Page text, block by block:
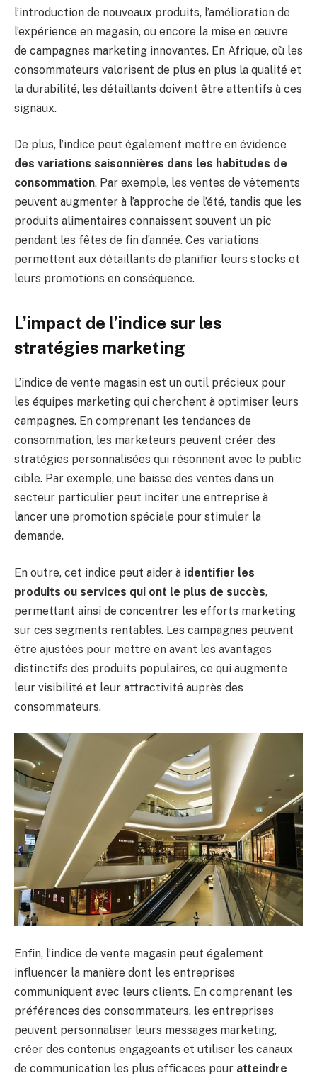
l’introduction de nouveaux produits, l’amélioration de
l’expérience en magasin, ou encore la mise en œuvre
de campagnes marketing innovantes. En Afrique, où les
consommateurs valorisent de plus en plus la qualité et
la durabilité, les détaillants doivent être attentifs à ces
signaux.
De plus, l’indice peut également mettre en évidence
des variations saisonnières dans les habitudes de
consommation. Par exemple, les ventes de vêtements
peuvent augmenter à l’approche de l’été, tandis que les
produits alimentaires connaissent souvent un pic
pendant les fêtes de fin d’année. Ces variations
permettent aux détaillants de planifier leurs stocks et
leurs promotions en conséquence.
L’impact de l’indice sur les
stratégies marketing
L’indice de vente magasin est un outil précieux pour
les équipes marketing qui cherchent à optimiser leurs
campagnes. En comprenant les tendances de
consommation, les marketeurs peuvent créer des
stratégies personnalisées qui résonnent avec le public
cible. Par exemple, une baisse des ventes dans un
secteur particulier peut inciter une entreprise à
lancer une promotion spéciale pour stimuler la
demande.
En outre, cet indice peut aider à identifier les
produits ou services qui ont le plus de succès,
permettant ainsi de concentrer les efforts marketing
sur ces segments rentables. Les campagnes peuvent
être ajustées pour mettre en avant les avantages
distinctifs des produits populaires, ce qui augmente
leur visibilité et leur attractivité auprès des
consommateurs.
Enfin, l’indice de vente magasin peut également
influencer la manière dont les entreprises
communiquent avec leurs clients. En comprenant les
préférences des consommateurs, les entreprises
peuvent personnaliser leurs messages marketing,
créer des contenus engageants et utiliser les canaux
de communication les plus efficaces pour atteindre